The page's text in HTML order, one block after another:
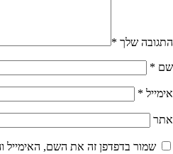
התגובה שלך *
שם *
אימייל *
אתר
שמור בדפדפן זה את השם,